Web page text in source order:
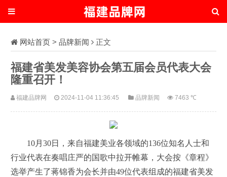
网站首页 > 品牌新闻 正文
福建省美发美容协会第五届会员代表大会
隆重召开！
福建品牌网 2024-11-04 11:36:45 品牌新闻 7463 ℃
10月30日，来自福建美业各领域的136位知名人士和
行业代表在奏唱庄严的国歌中拉开帷幕，大会按《章程》
选举产生了蒋锦香为会长并由49位代表组成的福建省美发